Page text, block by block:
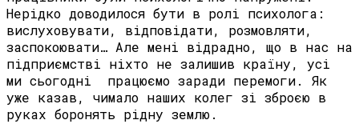
Нерідко доводилося бути в ролі психолога:
вислуховувати, відповідати, розмовляти,
заспокоювати… Але мені відрадно, що в нас на
підприємстві ніхто не залишив країну, усі
ми сьогодні працюємо заради перемоги. Як
уже казав, чимало наших колег зі зброєю в
руках боронять рідну землю.